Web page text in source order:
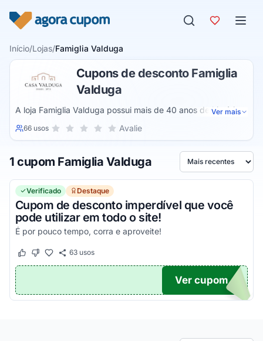
Início/Lojas/Famiglia Valduga
Cupons de desconto Famiglia
Valduga
A loja Famiglia Valduga possui mais de 40 anos de história e
possui um negócio baseado na importação de vinhos. Ela
grupo podem ser adquiridos na sua loja virtual.
Ver mais
66 usosSua nota para Famiglia Valduga, de 1 a 5 estrelas
5 estrelas
4 estrelas
3 estrelas
2 estrelas
1 estrela Avalie
1 cupom Famiglia Valduga Ordenar por
Verificado Destaque
Cupom de desconto imperdível que você
pode utilizar em todo o site!
É por pouco tempo, corra e aproveite!
Este cupom funcionou
Este cupom não funcionou
63usos
TICO
Ver cupom